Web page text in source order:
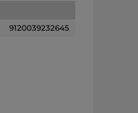
9120039232645